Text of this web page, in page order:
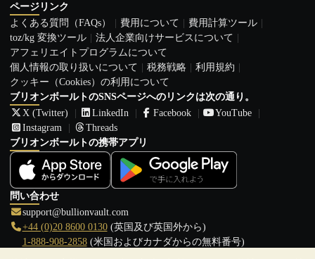
ページリンク
よくある質問（FAQs）
費用について
費用計算ツール
toz/kg 変換ツール
法人企業向けサービスについて
アフェリエイトプログラムについて
個人情報の取り扱いについて
税務戦略
利用規約
クッキー（Cookies）の利用について
ブリオンボールトのSNSページへのリンクは次の通り。
X (Twitter)
LinkedIn Facebook
YouTube
Instagram
Threads
ブリオンボールトの携帯アプリ
問い合わせ
support@bullionvault.com
+44 (0)20 8600 0130(英国及び英国外から)
1-888-908-2858(米国およびカナダからの無料番号)